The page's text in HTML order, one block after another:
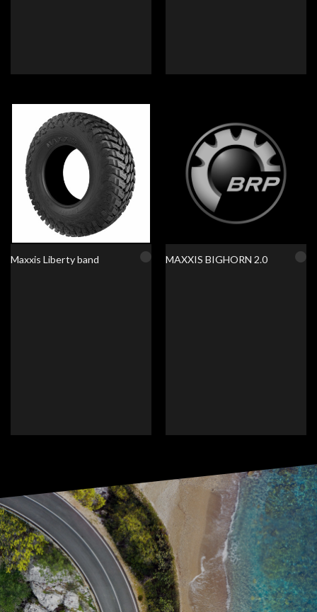
Maxxis Liberty band MAXXIS BIGHORN 2.0